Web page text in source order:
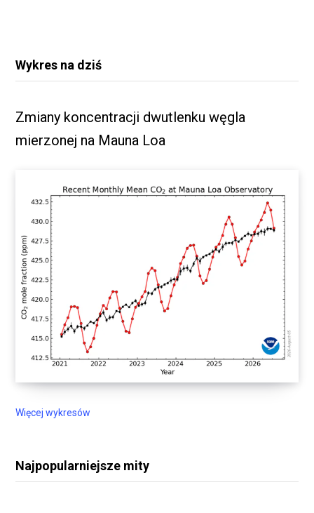
Wykres na dziś
Zmiany koncentracji dwutlenku węgla
mierzonej na Mauna Loa
Więcej wykresów
Najpopularniejsze mity